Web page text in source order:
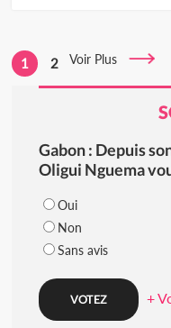
1 2 Voir Plus
Gabon : Depuis
Oligui Nguema
Oui
Non
Sans avis
+